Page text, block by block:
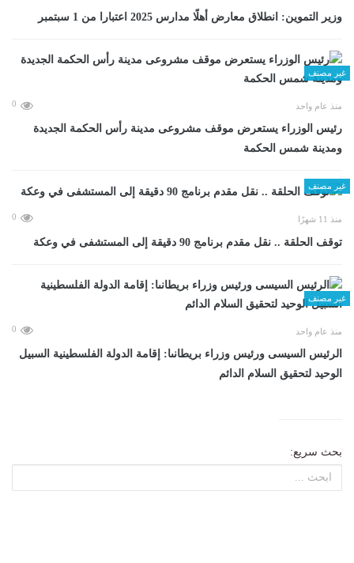
وزير التموين: انطلاق معارض أهلًا مدارس 2025 اعتبارا من 1 سبتمبر
غير مصنف
منذ عام واحد 0
رئيس الوزراء يستعرض موقف مشروعى مدينة رأس الحكمة الجديدة
ومدينة شمس الحكمة
غير مصنف
منذ 11 شهرًا 0
توقف الحلقة .. نقل مقدم برنامج 90 دقيقة إلى المستشفى في وعكة
غير مصنف
منذ عام واحد 0
الرئيس السيسى ورئيس وزراء بريطانىا: إقامة الدولة الفلسطينية السبيل
الوحيد لتحقيق السلام الدائم
بحث سريع: